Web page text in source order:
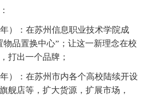
）：在苏州信息职业技术学院成
物品置换中心”；让这一新理念在校
打出一个品牌；
）：在苏州市内各个高校陆续开设
舰店等，扩大货源，扩展市场，